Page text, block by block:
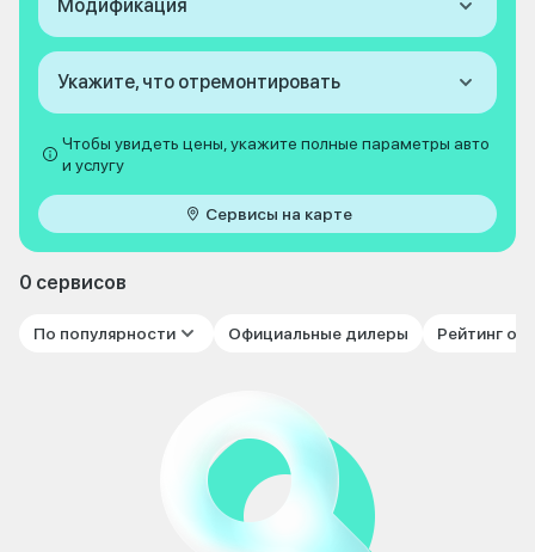
Модификация
Укажите, что отремонтировать
Чтобы увидеть цены, укажите полные параметры авто
и услугу
Сервисы на карте
0 сервисов
По популярности Официальные дилеры Рейтинг